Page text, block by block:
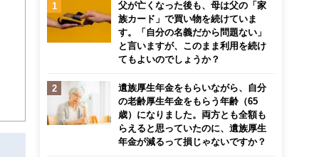
父が亡くなった後も、母は父の「家
族カード」で買い物を続けていま
す。「自分の名義だから問題ない」
と言いますが、このまま利用を続け
てもよいのでしょうか？
遺族厚生年金をもらいながら、自分
の老齢厚生年金をもらう年齢（65
歳）になりました。両方とも全額も
らえると思っていたのに、遺族厚生
年金が減るって損じゃないですか？